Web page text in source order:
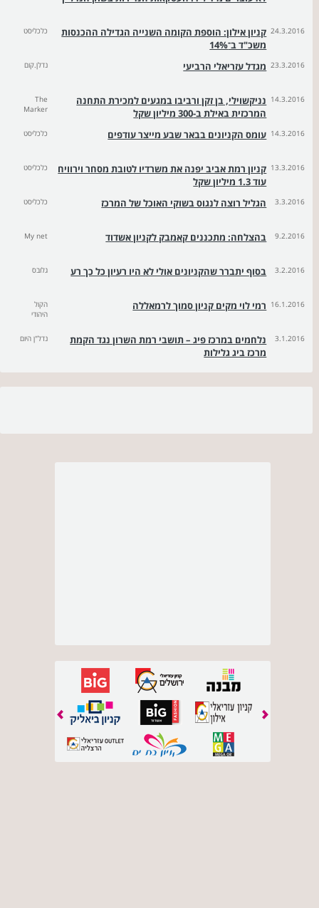
24.3.2016 קניון אילון: הוספת הקומה השנייה הגדילה ההכנסות
משכ"ד ב־14%
כלכליסט
23.3.2016 מגדל עזריאלי הרביעי נדלן.קום
14.3.2016 נניקשוילי, בן זקן ורביבו במגעים למכירת התחנה
המרכזית באילת ב-300 מיליון שקל
The
Marker
14.3.2016 עומס הקניונים בבאר שבע מייצר עודפים כלכליסט
13.3.2016 קניון רמת אביב יפנה את משרדיו לטובת מסחר וירוויח
עוד 1.3 מיליון שקל
כלכליסט
3.3.2016 הגליל רוצה לנגוס בשוקי האוכל של המרכז כלכליסט
9.2.2016 בהצלחה: מתכננים קאמבק לקניון אשדוד My net
3.2.2016 בסוף יתברר שהקניונים אולי לא היו רעיון כל כך רע גלובס
16.1.2016 רמי לוי מקים קניון סמוך לרמאללה
הקול
היהודי
3.1.2016
נלחמים במרכז פיג – תושבי רמת השרון נגד הקמת
מרכז ביג גלילות
נדל"ן היום